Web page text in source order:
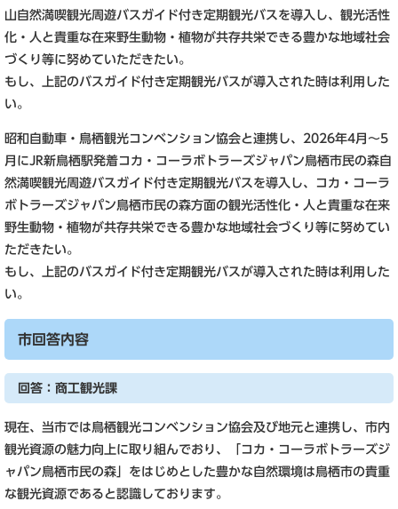
山自然満喫観光周遊バスガイド付き定期観光バスを導入し、観光活性
化・人と貴重な在来野生動物・植物が共存共栄できる豊かな地域社会
づくり等に努めていただきたい。
もし、上記のバスガイド付き定期観光バスが導入された時は利用した
い。
昭和自動車・鳥栖観光コンベンション協会と連携し、2026年4月～5
月にJR新鳥栖駅発着コカ・コーラボトラーズジャパン鳥栖市民の森自
然満喫観光周遊バスガイド付き定期観光バスを導入し、コカ・コーラ
ボトラーズジャパン鳥栖市民の森方面の観光活性化・人と貴重な在来
野生動物・植物が共存共栄できる豊かな地域社会づくり等に努めてい
ただきたい。
もし、上記のバスガイド付き定期観光バスが導入された時は利用した
い。
市回答内容
回答：商工観光課
現在、当市では鳥栖観光コンベンション協会及び地元と連携し、市内
観光資源の魅力向上に取り組んでおり、「コカ・コーラボトラーズジ
ャパン鳥栖市民の森」をはじめとした豊かな自然環境は鳥栖市の貴重
な観光資源であると認識しております。